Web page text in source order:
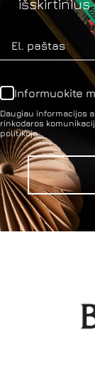
Informuokite
Daugiau informacijos
rinkodaros
politikoje.